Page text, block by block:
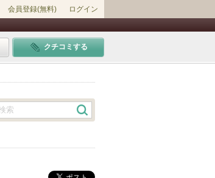
会員登録(無料) ログイン
クチコミする